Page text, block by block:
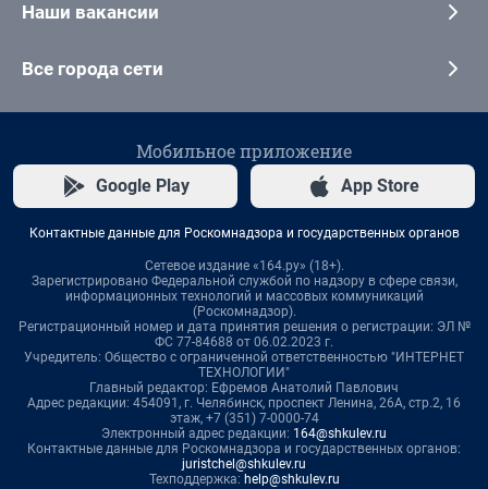
Наши вакансии
Все города сети
Мобильное приложение
Google Play App Store
Контактные данные для Роскомнадзора и государственных органов
Сетевое издание «164.ру» (18+).
Зарегистрировано Федеральной службой по надзору в сфере связи,
информационных технологий и массовых коммуникаций
(Роскомнадзор).
Регистрационный номер и дата принятия решения о регистрации: ЭЛ №
ФС 77-84688 от 06.02.2023 г.
Учредитель: Общество с ограниченной ответственностью "ИНТЕРНЕТ
ТЕХНОЛОГИИ"
Главный редактор: Ефремов Анатолий Павлович
Адрес редакции: 454091, г. Челябинск, проспект Ленина, 26А, стр.2, 16
этаж, +7 (351) 7-0000-74
Электронный адрес редакции: 164@shkulev.ru
Контактные данные для Роскомнадзора и государственных органов:
juristchel@shkulev.ru
Техподдержка: help@shkulev.ru